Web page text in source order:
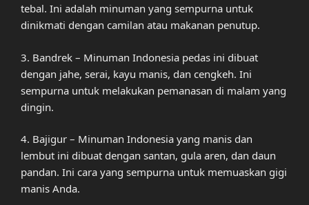
tebal. Ini adalah minuman yang sempurna untuk
dinikmati dengan camilan atau makanan penutup.
3. Bandrek – Minuman Indonesia pedas ini dibuat
dengan jahe, serai, kayu manis, dan cengkeh. Ini
sempurna untuk melakukan pemanasan di malam yang
dingin.
4. Bajigur – Minuman Indonesia yang manis dan
lembut ini dibuat dengan santan, gula aren, dan daun
pandan. Ini cara yang sempurna untuk memuaskan gigi
manis Anda.